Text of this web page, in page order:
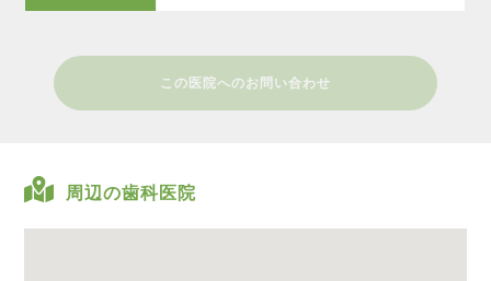
この医院へのお問い合わせ
周辺の歯科医院